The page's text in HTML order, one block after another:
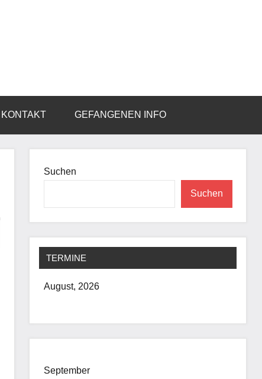
KONTAKT GEFANGENEN INFO
Suchen
Suchen
TERMINE
August, 2026
September